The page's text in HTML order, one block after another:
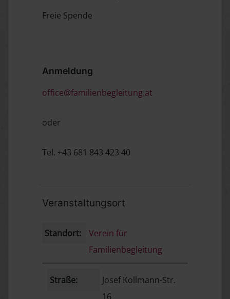
Freie Spende
Anmeldung
office@familienbegleitung.at
oder
Tel. +43 681 843 423 40
Veranstaltungsort
Standort:
Verein für
Familienbegleitung
Straße:
Josef Kollmann-Str.
16